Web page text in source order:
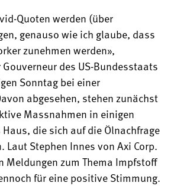
Quoten werden (über
genauso wie ich glaube, dass
zunehmen werden»,
des US-Bundesstaats
Sonntag bei einer
abgesehen, stehen zunächst
Massnahmen in einigen
die sich auf die Ölnachfrage
Stephen Innes von Axi Corp.
Meldungen zum Thema Impfstoff
für eine positive Stimmung.